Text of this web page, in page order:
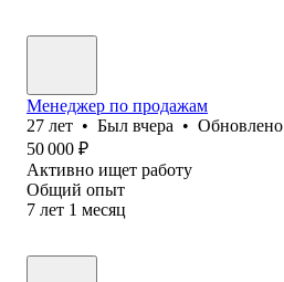
Менеджер по продажам
27 лет • Был вчера • Обновлено
50 000 ₽
Активно ищет работу
Общий опыт
7 лет 1 месяц